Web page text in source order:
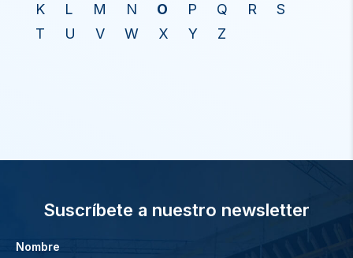
K
L M N O P Q R
S
T
U V W X Y Z
Suscríbete a nuestro newsletter
Nombre